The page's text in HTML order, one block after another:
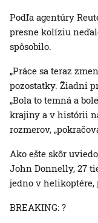
Podľa agentúry
presne kolíziu
spôsobilo.
„Práce sa teraz
pozostatky. Žiadni
„Bola to temná a
krajiny a v histórii
rozmerov,
Ako ešte skôr
John Donnelly, 27
jedno v helikoptére,
BREAKING: ?